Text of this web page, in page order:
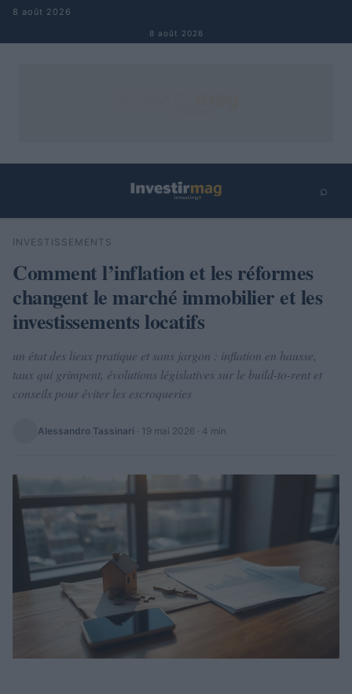
Aller au contenu
8 août 2026
8 août 2026
⌕
Rechercher
INVESTISSEMENTS
Comment l’inflation et les réformes
changent le marché immobilier et les
investissements locatifs
un état des lieux pratique et sans jargon : inflation en hausse,
taux qui grimpent, évolutions législatives sur le build-to-rent et
conseils pour éviter les escroqueries
Alessandro Tassinari · 19 mai 2026 · 4 min